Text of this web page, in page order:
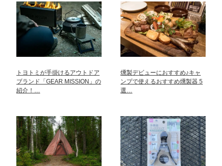
トヨトミが手掛けるアウトドア
ブランド「GEAR MISSION」の
紹介！…
燻製デビューにおすすめ♪キャ
ンプで使えるおすすめ燻製器 5
選…